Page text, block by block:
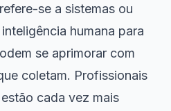
se a sistemas ou
humana para
se aprimorar com
coletam. Profissionais
cada vez mais